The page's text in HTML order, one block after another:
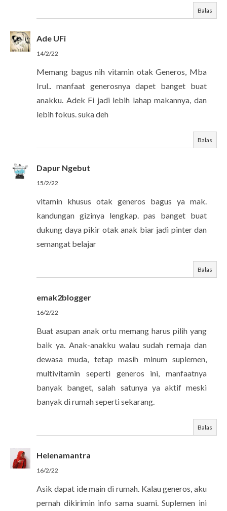
Balas
Ade UFi
14/2/22
Memang bagus nih vitamin otak Generos, Mba
Irul.. manfaat generosnya dapet banget buat
anakku. Adek Fi jadi lebih lahap makannya, dan
lebih fokus. suka deh
Balas
Dapur Ngebut
15/2/22
vitamin khusus otak generos bagus ya mak.
kandungan gizinya lengkap. pas banget buat
dukung daya pikir otak anak biar jadi pinter dan
semangat belajar
Balas
emak2blogger
16/2/22
Buat asupan anak ortu memang harus pilih yang
baik ya. Anak-anakku walau sudah remaja dan
dewasa muda, tetap masih minum suplemen,
multivitamin seperti generos ini, manfaatnya
banyak banget, salah satunya ya aktif meski
banyak di rumah seperti sekarang.
Balas
Helenamantra
16/2/22
Asik dapat ide main di rumah. Kalau generos, aku
pernah dikirimin info sama suami. Suplemen ini